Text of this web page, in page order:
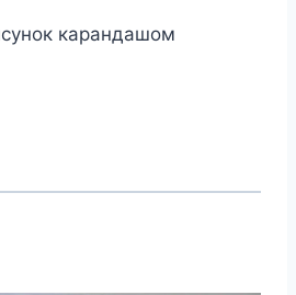
карандашом